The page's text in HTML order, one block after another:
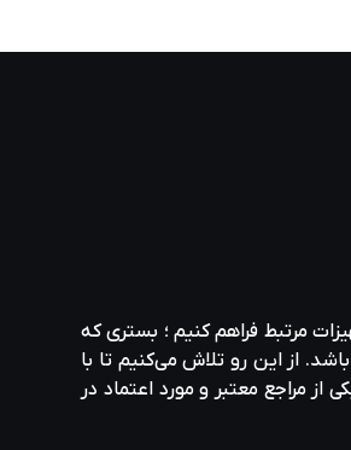
مرتبط فراهم کنیم ؛ بستری که
از این رو تلاش می‌کنیم تا با
از مراجع معتبر و مورد اعتماد در